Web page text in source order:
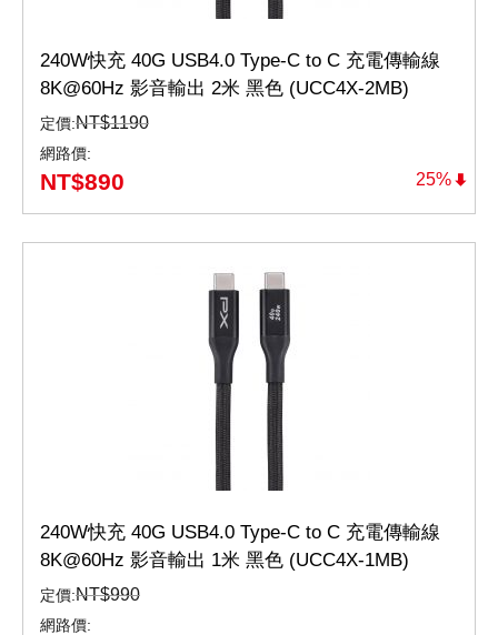
25%
240W快充 40G USB4.0 Type-C to C 充電傳輸線
8K@60Hz 影音輸出 2米 黑色 (UCC4X-2MB)
定價:NT$1190
網路價:
NT$890
240W快充 40G USB4.0 Type-C to C 充電傳輸線
8K@60Hz 影音輸出 1米 黑色 (UCC4X-1MB)
定價:NT$990
網路價: